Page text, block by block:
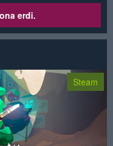
erdi.
Steam